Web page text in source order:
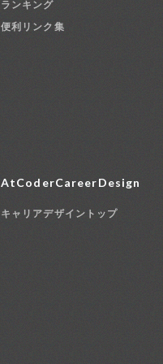
ランキング
便利リンク集
AtCoderCareerDesign
キャリアデザイントップ